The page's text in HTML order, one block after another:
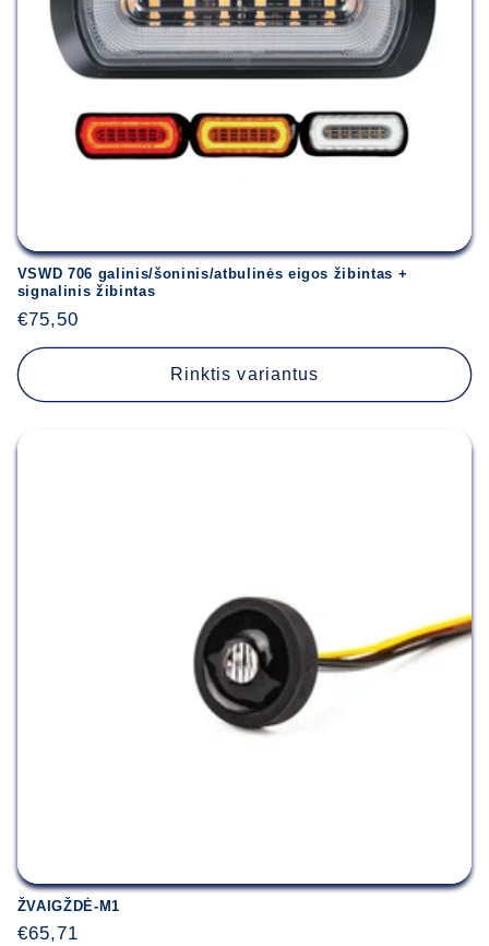
VSWD 706 galinis/šoninis/atbulinės eigos žibintas +
signalinis žibintas
Įprasta
kaina
€75,50
Rinktis variantus
ŽVAIGŽDĖ-M1
Įprasta
€65,71